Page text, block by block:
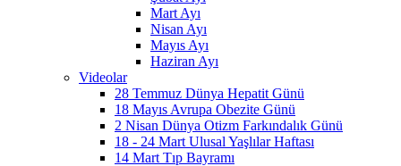
Mart Ayı
Nisan Ayı
Mayıs Ayı
Haziran Ayı
Videolar
28 Temmuz Dünya Hepatit Günü
18 Mayıs Avrupa Obezite Günü
2 Nisan Dünya Otizm Farkındalık Günü
18 - 24 Mart Ulusal Yaşlılar Haftası
14 Mart Tıp Bayramı